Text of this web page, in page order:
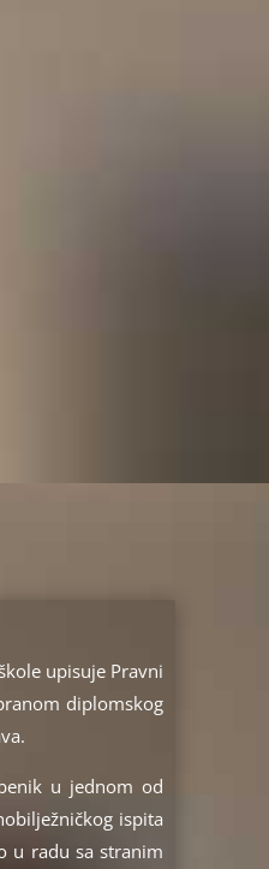
upisuje Pravni
diplomskog
u jednom od
ispita
u radu sa stranim